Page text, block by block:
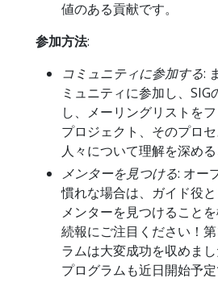
値のある貢献です。
参加方法:
コミュニティに参加する:
ミュニティに参加し、
し、メーリングリストをフ
プロジェクト、そのプロ
人々について理解を深める
メンターを見つける: オー
慣れな場合は、ガイド役
メンターを見つけることを
続報にご注目ください！
ラムは大変成功を収めま
プログラムも近日開始予定